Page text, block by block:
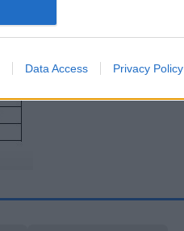
Data Access Privacy Policy